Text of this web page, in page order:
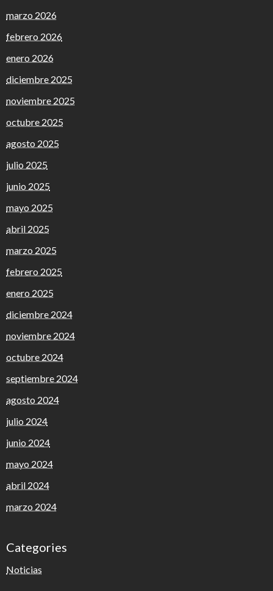
marzo 2026
febrero 2026
enero 2026
diciembre 2025
noviembre 2025
octubre 2025
agosto 2025
julio 2025
junio 2025
mayo 2025
abril 2025
marzo 2025
febrero 2025
enero 2025
diciembre 2024
noviembre 2024
octubre 2024
septiembre 2024
agosto 2024
julio 2024
junio 2024
mayo 2024
abril 2024
marzo 2024
Categories
Noticias